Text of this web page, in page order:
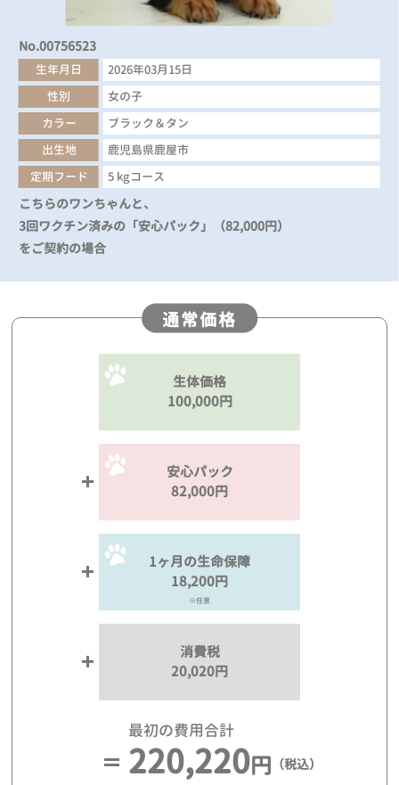
No.00756523
生年月日
2026年03月15日
性別
女の子
カラー
ブラック＆タン
出生地
鹿児島県鹿屋市
定期フード
5 kgコース
こちらのワンちゃんと、
3回ワクチン済みの「安心パック」（82,000円）
をご契約の場合
通常価格
生体価格
100,000円
安心パック
82,000円
1ヶ月の生命保障
18,200円
※任意
消費税
20,020円
最初の費用合計
220,220円 （税込）